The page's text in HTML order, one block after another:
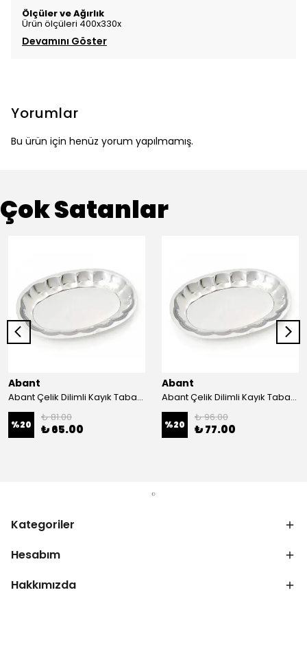
Ölçüler ve Ağırlık
Ürün ölçüleri 400x330x
Devamını Göster
Yorumlar
Bu ürün için henüz yorum yapılmamış.
Çok Satanlar
Abant
Abant Çelik Dilimli Kayık Tabak No:1 ; 14x21 cm.
%20
₺ 81.00
₺ 65.00
Abant
Abant Çelik Dilimli Kayık Tabak No:2 ; 16,5x24,5 cm.
%20
₺ 96.00
₺ 77.00
Kategoriler
Hesabım
Hakkımızda